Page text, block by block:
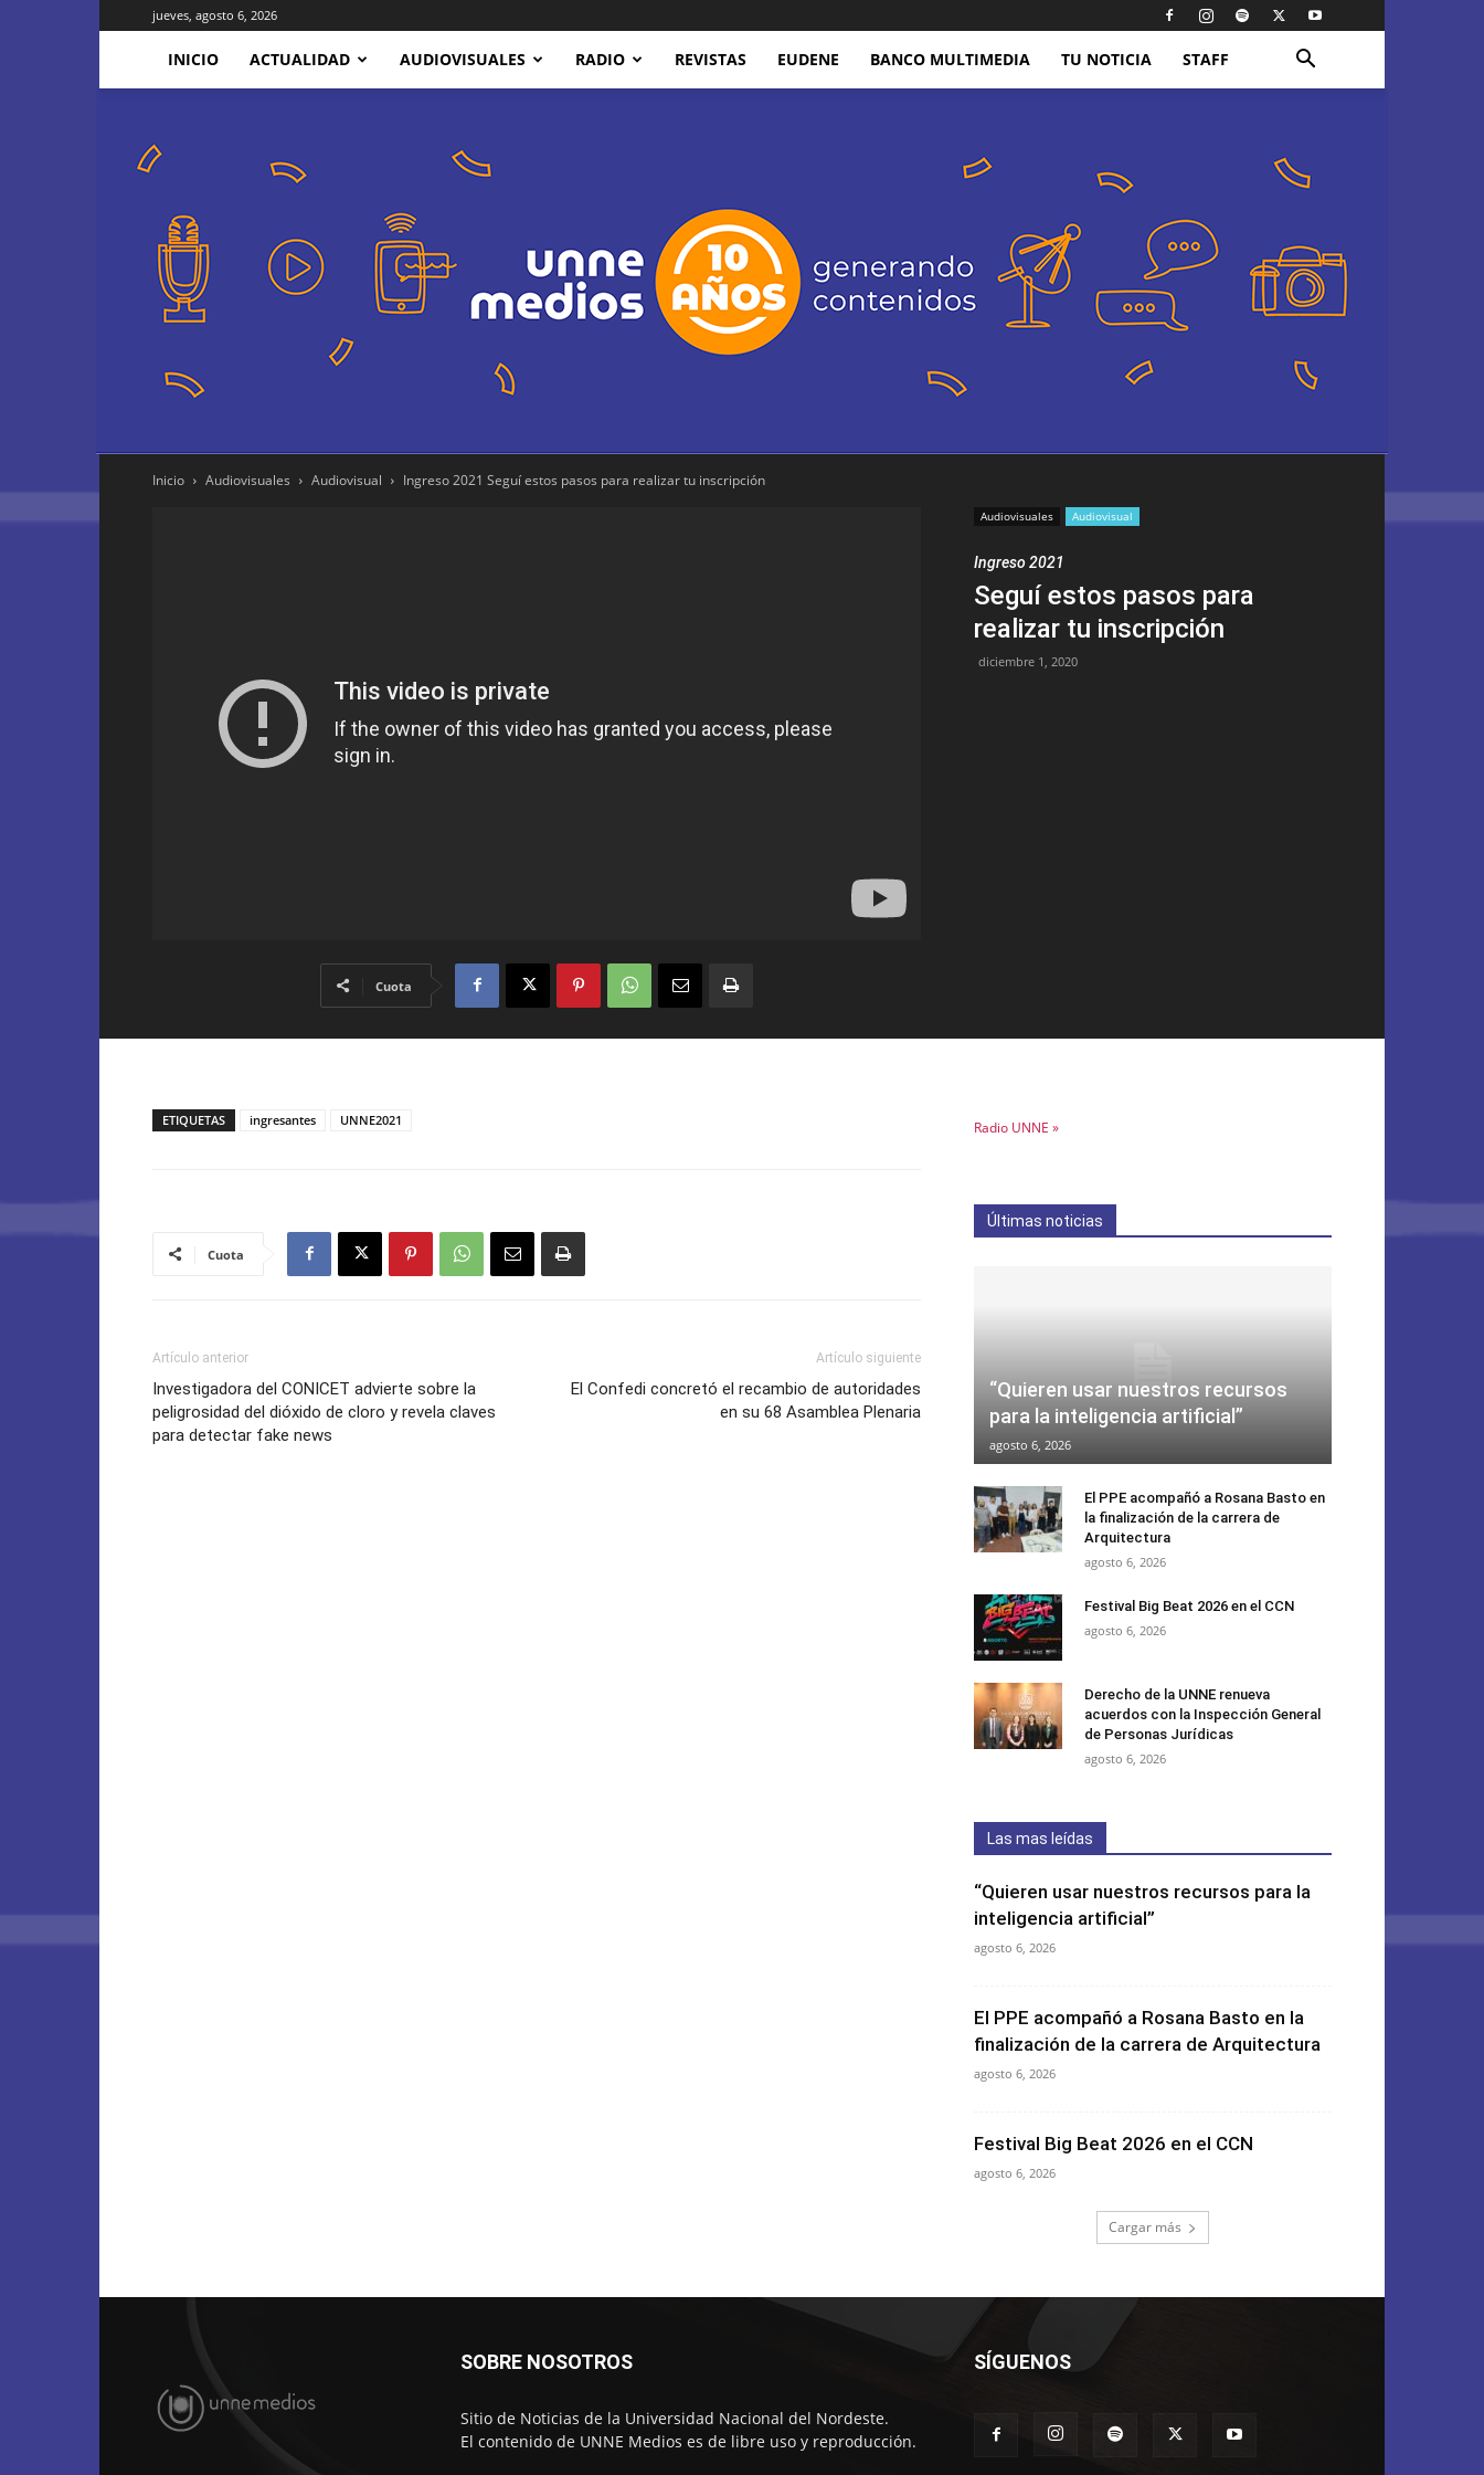
jueves, agosto 6, 2026
INICIO ACTUALIDAD AUDIOVISUALES RADIO REVISTAS EUDENE BANCO MULTIMEDIA TU NOTICIA STAFF
Inicio Audiovisuales Audiovisual Ingreso 2021 Seguí estos pasos para realizar tu inscripción
Audiovisuales Audiovisual
Ingreso 2021
Seguí estos pasos para
realizar tu inscripción
diciembre 1, 2020
Cuota
ETIQUETAS ingresantes UNNE2021
Cuota
Artículo anterior
Investigadora del CONICET advierte sobre la
peligrosidad del dióxido de cloro y revela claves
para detectar fake news
Artículo siguiente
El Confedi concretó el recambio de autoridades
en su 68 Asamblea Plenaria
Radio UNNE »
Últimas noticias
“Quieren usar nuestros recursos
para la inteligencia artificial”
agosto 6, 2026
El PPE acompañó a Rosana Basto en
la finalización de la carrera de
Arquitectura
agosto 6, 2026
Festival Big Beat 2026 en el CCN
agosto 6, 2026
Derecho de la UNNE renueva
acuerdos con la Inspección General
de Personas Jurídicas
agosto 6, 2026
Las mas leídas
“Quieren usar nuestros recursos para la
inteligencia artificial”
agosto 6, 2026
El PPE acompañó a Rosana Basto en la
finalización de la carrera de Arquitectura
agosto 6, 2026
Festival Big Beat 2026 en el CCN
agosto 6, 2026
Cargar más
SOBRE NOSOTROS
Sitio de Noticias de la Universidad Nacional del Nordeste.
El contenido de UNNE Medios es de libre uso y reproducción.
SÍGUENOS